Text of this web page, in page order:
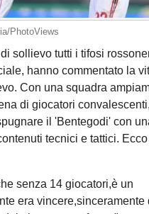
PhotoViews
sollievo tutti i tifosi
hanno commentato la
Con una squadra
di giocatori
il 'Bentegodi' con
tecnici e tattici.
senza 14 giocatori,è un
era vincere,sinceramente